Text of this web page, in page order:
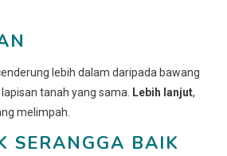
lebih dalam daripada bawang
tanah yang sama. Lebih lanjut,
melimpah.
SERANGGA BAIK